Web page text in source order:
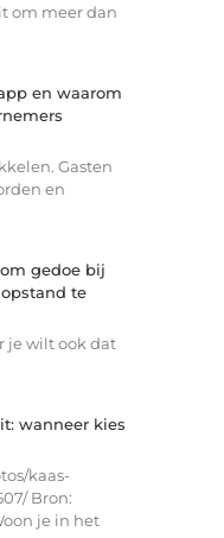
om meer dan
en waarom
Gasten
en
gedoe bij
te
je wilt ook dat
wanneer kies
kaas-
Bron:
je in het